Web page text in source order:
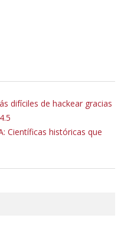
difíciles de hackear gracias
Científicas históricas que